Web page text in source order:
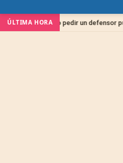
ÚLTIMA HORA
pedir un defensor público para